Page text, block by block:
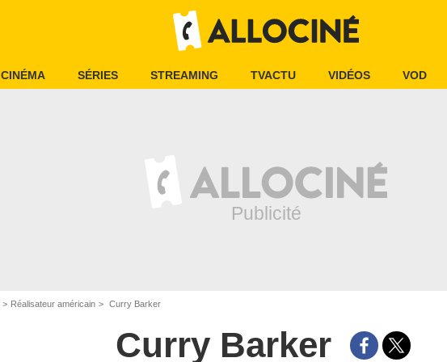
CINÉMA SÉRIES STREAMING TVACTU VIDÉOS VOD
Réalisateur américain Curry Barker
Curry Barker